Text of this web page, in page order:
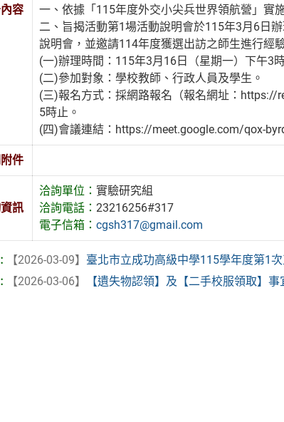
容
一、依據「115年度外交小尖兵世界領航營」實
二、旨揭活動第1場活動說明會於115年3月6日
說明會，並邀請114年度獲選出訪之師生進行經
(一)辦理時間：115年3月16日（星期一）下午3
(二)參加對象：學校教師、行政人員及學生。
(三)報名方式：採網路報名（報名網址：https://
5時止。
(四)會議連結：https://meet.google.com/qox-
件
訊
洽詢單位：實驗研究組
洽詢電話：23216256#317
電子信箱：cgsh317@gmail.com
【2026-03-09】 臺北市立成功高級中學115學年度第1
【2026-03-06】
【遺失物認領】及【二手校服領取】事